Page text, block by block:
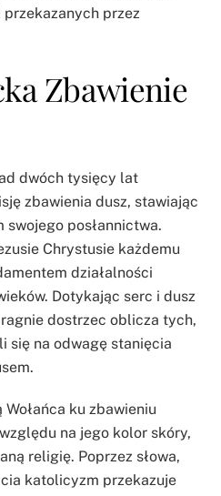
przez
Zbawienie
dwóch tysięcy lat
zbawienia dusz, stawiając
posłannictwa.
Chrystusie każdemu
działalności
Dotykając serc i dusz
dostrzec oblicza tych,
się na odwagę stanięcia
ku zbawieniu
na jego kolor skóry,
religię. Poprzez słowa,
katolicyzm przekazuje